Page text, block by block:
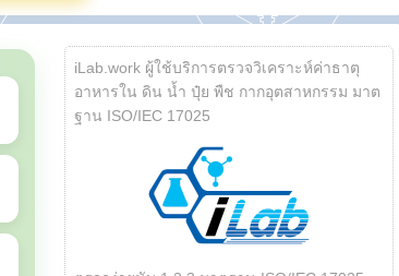
iLab.work ผู้ใช้บริการตรวจวิเคราะห์ค่าธาตุ
อาหารใน ดิน น้ำ ปุ๋ย พืช กากอุตสาหกรรม มาต
ฐาน ISO/IEC 17025